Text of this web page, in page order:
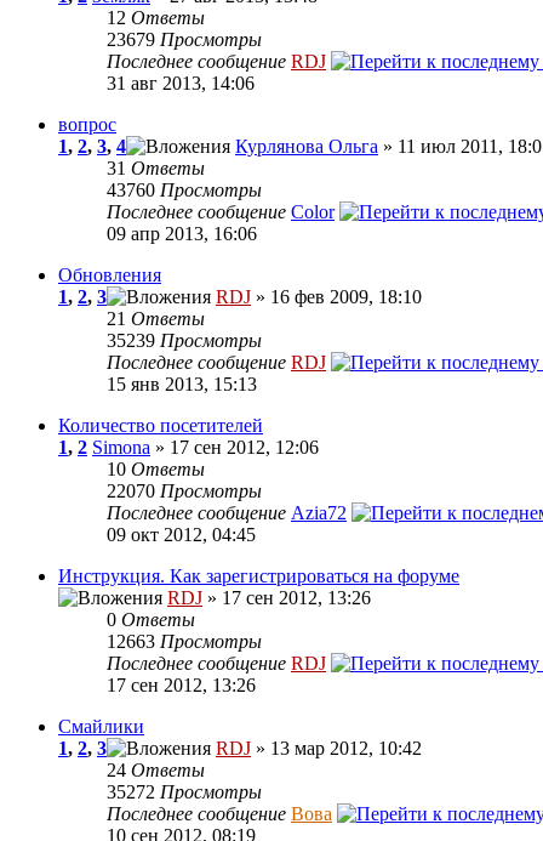
12 Ответы
23679 Просмотры
Последнее сообщение RDJ
31 авг 2013, 14:06
вопрос
1, 2, 3, 4 Курлянова Ольга » 11 июл 2011,
31 Ответы
43760 Просмотры
Последнее сообщение Color
09 апр 2013, 16:06
Обновления
1, 2, 3 RDJ » 16 фев 2009, 18:10
21 Ответы
35239 Просмотры
Последнее сообщение RDJ
15 янв 2013, 15:13
Количество посетителей
1, 2 Simona » 17 сен 2012, 12:06
10 Ответы
22070 Просмотры
Последнее сообщение Azia72
09 окт 2012, 04:45
Инструкция. Как зарегистрироваться на форуме
RDJ » 17 сен 2012, 13:26
0 Ответы
12663 Просмотры
Последнее сообщение RDJ
17 сен 2012, 13:26
Смайлики
1, 2, 3 RDJ » 13 мар 2012, 10:42
24 Ответы
35272 Просмотры
Последнее сообщение Вова
10 сен 2012, 08:19